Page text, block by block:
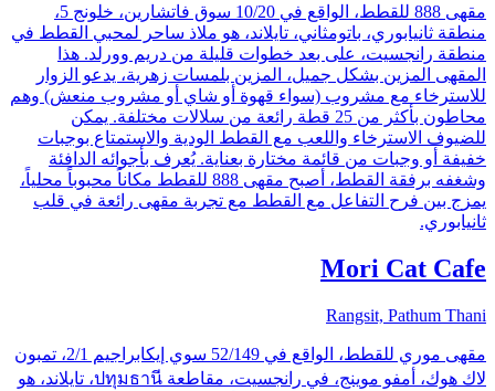
مقهى 888 للقطط، الواقع في 10/20 سوق فاتشارين، خلونج 5،
منطقة ثانيابوري، باتومثاني، تايلاند، هو ملاذ ساحر لمحبي القطط في
منطقة رانجسيت، على بعد خطوات قليلة من دريم وورلد. هذا
المقهى المزين بشكل جميل، المزين بلمسات زهرية، يدعو الزوار
للاسترخاء مع مشروب (سواء قهوة أو شاي أو مشروب منعش) وهم
محاطون بأكثر من 25 قطة رائعة من سلالات مختلفة. يمكن
للضيوف الاسترخاء واللعب مع القطط الودية والاستمتاع بوجبات
خفيفة أو وجبات من قائمة مختارة بعناية. يُعرف بأجوائه الدافئة
وشغفه برفقة القطط، أصبح مقهى 888 للقطط مكاناً محبوباً محلياً،
يمزج بين فرح التفاعل مع القطط مع تجربة مقهى رائعة في قلب
ثانيابوري.
Mori Cat Cafe
Rangsit, Pathum Thani
مقهى موري للقطط، الواقع في 52/149 سوي إيكابراجيم 2/1، تمبون
لاك هوك، أمفو موينج، في رانجسيت، مقاطعة ปทุมธานี، تايلاند، هو